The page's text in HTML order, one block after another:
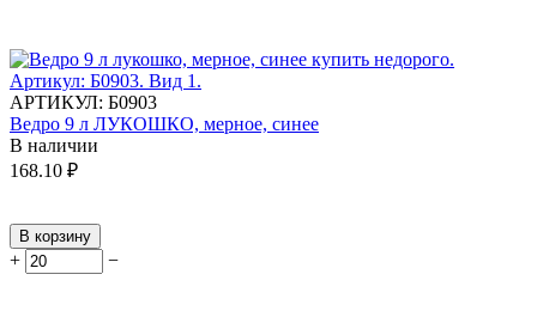
АРТИКУЛ: Б0903
Ведро 9 л ЛУКОШКО, мерное, синее
В наличии
168.10 ₽
В корзину
+ −